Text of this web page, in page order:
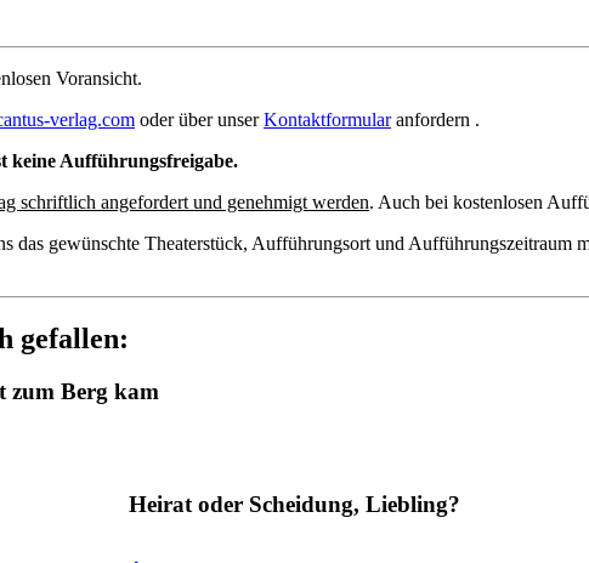
Voransicht.
verlag.com oder über unserKontaktformularanfordern .
keine Aufführungsfreigabe.
schriftlich angefordert und genehmigt werden. Auch bei kostenlosen
das gewünschte Theaterstück, Aufführungsort und
gefallen:
zum Berg kam
Heirat oder Scheidung, Liebling?